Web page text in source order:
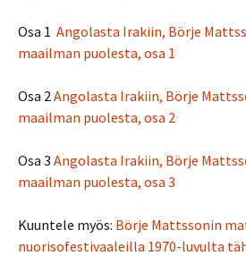
Osa 1 Angolasta Irakiin, Börje
maailman puolesta, osa 1
Osa 2Angolasta Irakiin, Börje
maailman puolesta, osa 2
Osa 3 Angolasta Irakiin, Börje
maailman puolesta, osa 3
Kuuntele myös: Börje Mattssonin
nuorisofestivaaleilla 1970-luvulta